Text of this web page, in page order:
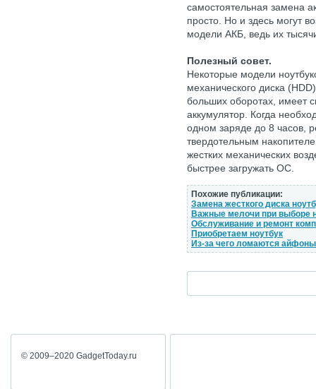
самостоятельная замена
просто. Но и здесь могут
модели АКБ, ведь их
Полезный совет.
Некоторые модели
механического диска
больших оборотах, имеет
аккумулятор. Когда
одном заряде до 8 часов,
твердотельным
жестких механических
быстрее загружать ОС.
Похожие публикации:
Замена жесткого диска
Важные мелочи при выборе
Обслуживание и ремонт
Приобретаем ноутбук
Из-за чего ломаются айфоны
© 2009–2020 GadgetToday.ru